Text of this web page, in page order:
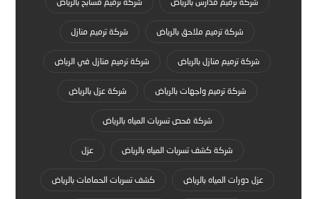
شركة ترميم ملاحق بالرياض شركة ترميم منازل
شركة ترميم منازل بالرياض شركة ترميم منازل في الرياض
شركة ترميم واجهات بالرياض شركة عزل بالرياض
شركة فحص تسربات المياه بالرياض
شركة كشف تسربات المياه بالرياض عزل
عزل دورات المياه بالرياض كشف تسربات الحمامات بالرياض